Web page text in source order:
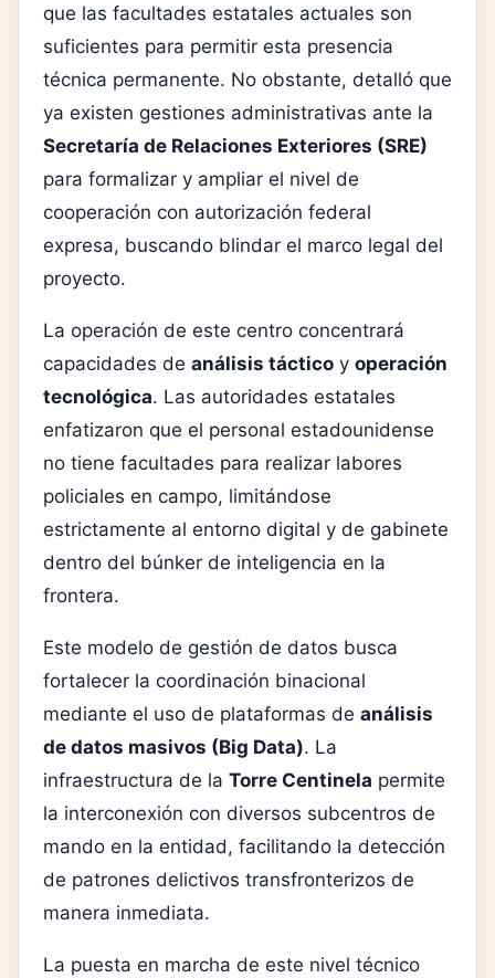
que las facultades estatales actuales son
suficientes para permitir esta presencia
técnica permanente. No obstante, detalló que
ya existen gestiones administrativas ante la
Secretaría de Relaciones Exteriores (SRE)
para formalizar y ampliar el nivel de
cooperación con autorización federal
expresa, buscando blindar el marco legal del
proyecto.
La operación de este centro concentrará
capacidades de análisis táctico y operación
tecnológica. Las autoridades estatales
enfatizaron que el personal estadounidense
no tiene facultades para realizar labores
policiales en campo, limitándose
estrictamente al entorno digital y de gabinete
dentro del búnker de inteligencia en la
frontera.
Este modelo de gestión de datos busca
fortalecer la coordinación binacional
mediante el uso de plataformas de análisis
de datos masivos (Big Data). La
infraestructura de la Torre Centinela permite
la interconexión con diversos subcentros de
mando en la entidad, facilitando la detección
de patrones delictivos transfronterizos de
manera inmediata.
La puesta en marcha de este nivel técnico